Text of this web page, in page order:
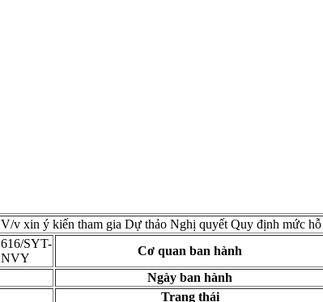
V/v xin ý kiến tham gia Dự thảo Nghị quyết Quy định mức
616/SYT-
NVY
Cơ quan ban hành
Ngày ban hành
Trạng thái